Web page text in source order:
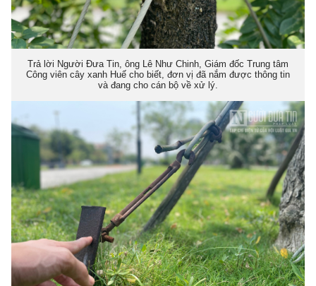
Trả lời Người Đưa Tin, ông Lê Như Chinh, Giám đốc Trung tâm
Công viên cây xanh Huế cho biết, đơn vị đã nắm được thông tin
và đang cho cán bộ về xử lý.